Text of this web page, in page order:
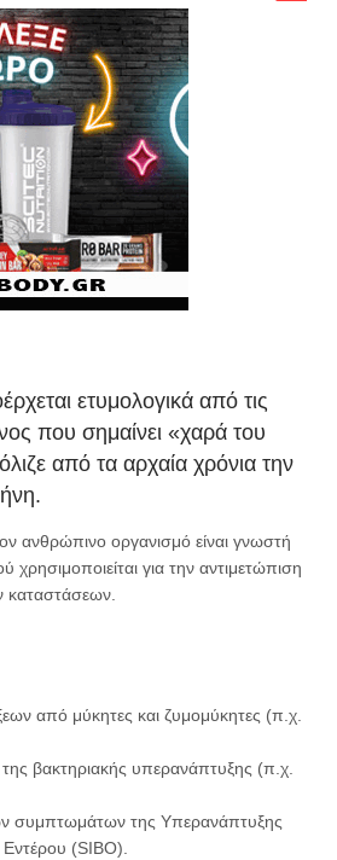
ετυμολογικά από τις
που σημαίνει «χαρά του
από τα αρχαία χρόνια την
ανθρώπινο οργανισμό είναι γνωστή
χρησιμοποιείται για την αντιμετώπιση
καταστάσεων.
από μύκητες και ζυμομύκητες (π.χ.
βακτηριακής υπερανάπτυξης (π.χ.
συμπτωμάτων της Υπερανάπτυξης
(SIBO).